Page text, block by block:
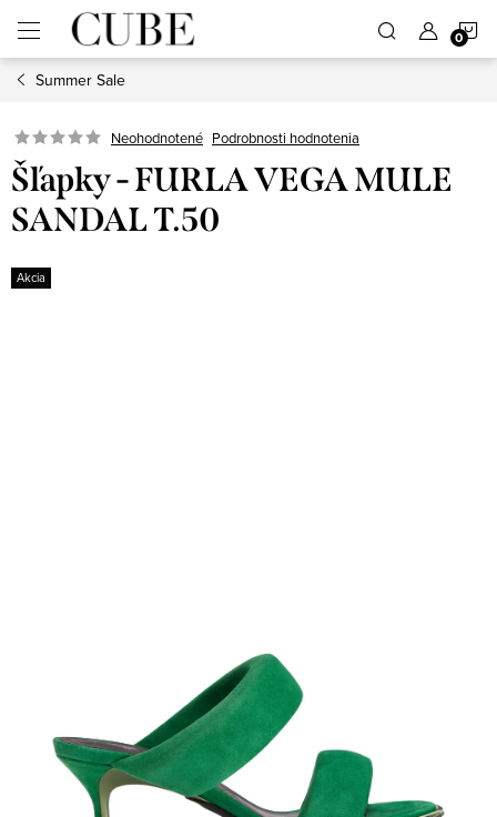
obsah
Summer Sale
Neohodnotené Podrobnosti hodnotenia
Šľapky - FURLA VEGA MULE
SANDAL T.50
Akcia